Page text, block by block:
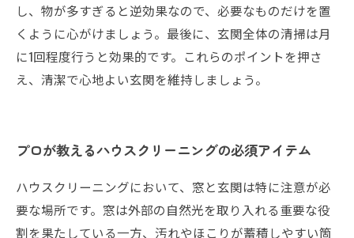
し、物が多すぎると逆効果なので、必要なものだけを置
くように心がけましょう。最後に、玄関全体の清掃は月
に1回程度行うと効果的です。これらのポイントを押さ
え、清潔で心地よい玄関を維持しましょう。
プロが教えるハウスクリーニングの必須アイテム
ハウスクリーニングにおいて、窓と玄関は特に注意が必
要な場所です。窓は外部の自然光を取り入れる重要な役
割を果たしている一方、汚れやほこりが蓄積しやすい箇